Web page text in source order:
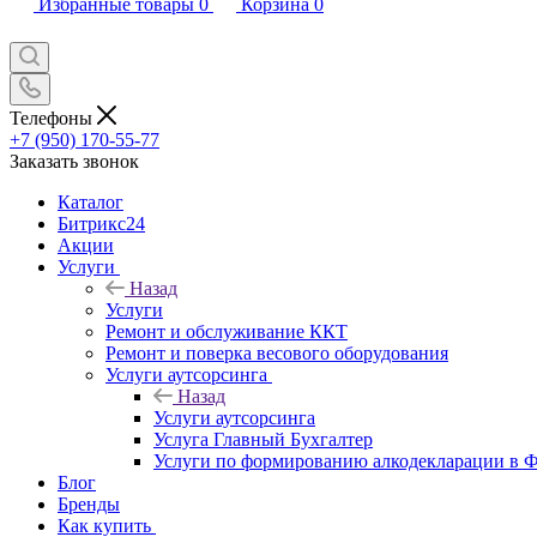
Избранные товары 0 Корзина 0
Телефоны
+7 (950) 170-55-77
Заказать звонок
Каталог
Битрикс24
Акции
Услуги
Назад
Услуги
Ремонт и обслуживание ККТ
Ремонт и поверка весового оборудования
Услуги аутсорсинга
Назад
Услуги аутсорсинга
Услуга Главный Бухгалтер
Услуги по формированию алкодекларации в
Блог
Бренды
Как купить